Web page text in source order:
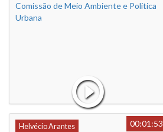
Comissão de Meio Ambiente e Política
Urbana
Helvécio Arantes
00:01:53